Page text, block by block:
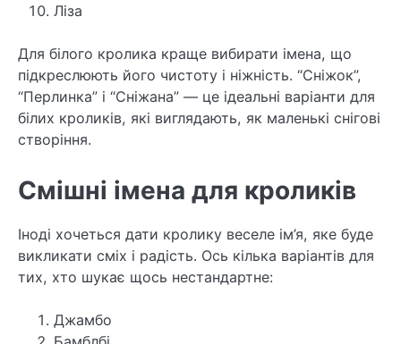
Ліза
Для білого кролика краще вибирати імена, що
підкреслюють його чистоту і ніжність. “Сніжок”,
“Перлинка” і “Сніжана” — це ідеальні варіанти для
білих кроликів, які виглядають, як маленькі снігові
створіння.
Смішні імена для кроликів
Іноді хочеться дати кролику веселе ім’я, яке буде
викликати сміх і радість. Ось кілька варіантів для
тих, хто шукає щось нестандартне:
Джамбо